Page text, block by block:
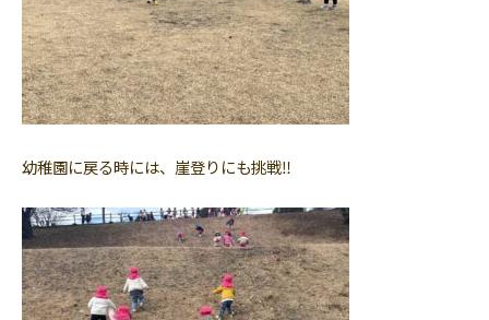
幼稚園に戻る時には、崖登りにも挑戦‼︎